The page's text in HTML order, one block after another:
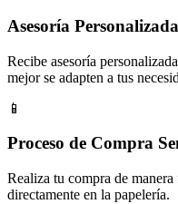
Asesoría Personalizada
Recibe asesoría
mejor se adapten a tus
📱
Proceso de Compra
Realiza tu compra de
directamente en la papelería.